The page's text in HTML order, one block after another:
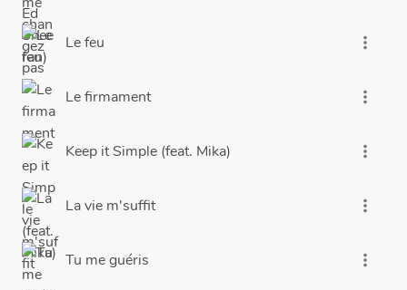
Le feu more_vert
Le firmament more_vert
Keep it Simple (feat. Mika) more_vert
La vie m'suffit more_vert
Tu me guéris more_vert